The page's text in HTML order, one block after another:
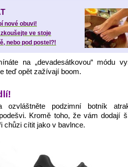
nové obuvi!
ve stoje
nebo pod postel?!
na „devadesátkovou“ módu
teď opět zažívají boom.
podzimní botník
Kromě toho, že vám dodají
chůzi cítit jako v bavlnce.